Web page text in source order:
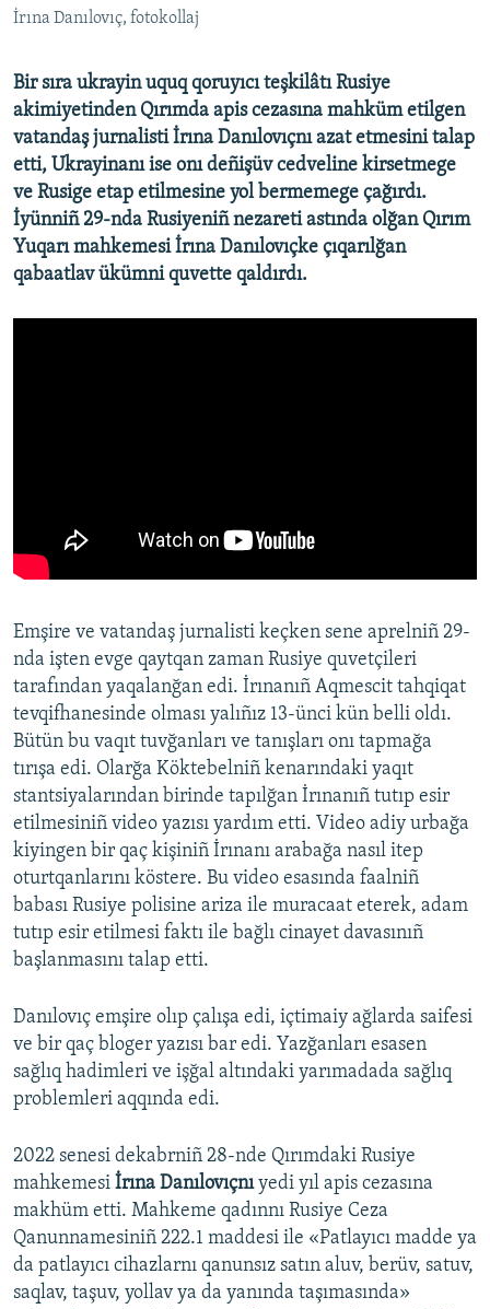
İrına Danılovıç, fotokollaj
Bir sıra ukrayin uquq qoruyıcı teşkilâtı Rusiye
akimiyetinden Qırımda apis cezasına mahküm etilgen
vatandaş jurnalisti İrına Danılovıçnı azat etmesini talap
etti, Ukrayinanı ise onı deñişüv cedveline kirsetmege
ve Rusige etap etilmesine yol bermemege çağırdı.
İyünniñ 29-nda Rusiyeniñ nezareti astında olğan Qırım
Yuqarı mahkemesi İrına Danılovıçke çıqarılğan
qabaatlav ükümni quvette qaldırdı.
Emşire ve vatandaş jurnalisti keçken sene aprelniñ 29-
nda işten evge qaytqan zaman Rusiye quvetçileri
tarafından yaqalanğan edi. İrınanıñ Aqmescit tahqiqat
tevqifhanesinde olması yalıñız 13-ünci kün belli oldı.
Bütün bu vaqıt tuvğanları ve tanışları onı tapmağa
tırışa edi. Olarğa Köktebelniñ kenarındaki yaqıt
stantsiyalarından birinde tapılğan İrınanıñ tutıp esir
etilmesiniñ video yazısı yardım etti. Video adiy urbağa
kiyingen bir qaç kişiniñ İrınanı arabağa nasıl itep
oturtqanlarını köstere. Bu video esasında faalniñ
babası Rusiye polisine ariza ile muracaat eterek, adam
tutıp esir etilmesi faktı ile bağlı cinayet davasınıñ
başlanmasını talap etti.
Danılovıç emşire olıp çalışa edi, içtimaiy ağlarda saifesi
ve bir qaç bloger yazısı bar edi. Yazğanları esasen
sağlıq hadimleri ve işğal altındaki yarımadada sağlıq
problemleri aqqında edi.
2022 senesi dekabrniñ 28-nde Qırımdaki Rusiye
mahkemesi İrına Danılovıçnıyedi yıl apis cezasına
makhüm etti. Mahkeme qadınnı Rusiye Ceza
Qanunnamesiniñ 222.1 maddesi ile «Patlayıcı madde ya
da patlayıcı cihazlarnı qanunsız satın aluv, berüv, satuv,
saqlav, taşuv, yollav ya da yanında taşımasında»